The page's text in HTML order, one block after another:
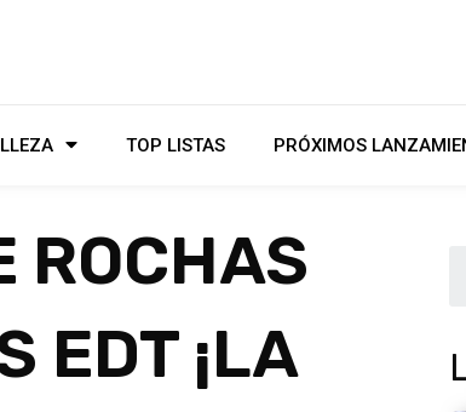
TOP LISTAS PRÓXIMOS
ROCHAS
EDT ¡LA